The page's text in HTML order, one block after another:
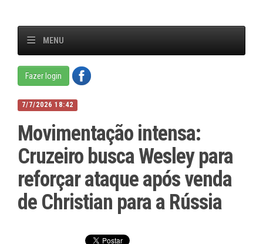
MENU
Fazer login
7/7/2026 18:42
Movimentação intensa:
Cruzeiro busca Wesley para
reforçar ataque após venda
de Christian para a Rússia